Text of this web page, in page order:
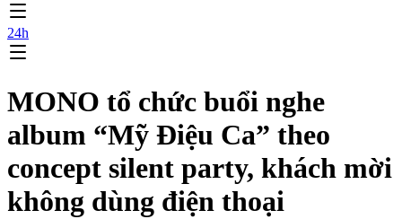
24h
MONO tổ chức buổi nghe
album “Mỹ Điệu Ca” theo
concept silent party, khách mời
không dùng điện thoại